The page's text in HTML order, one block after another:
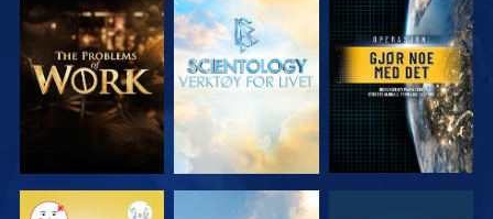
UTFORSK
SERIEN
UTFORSK
SERIEN
SE